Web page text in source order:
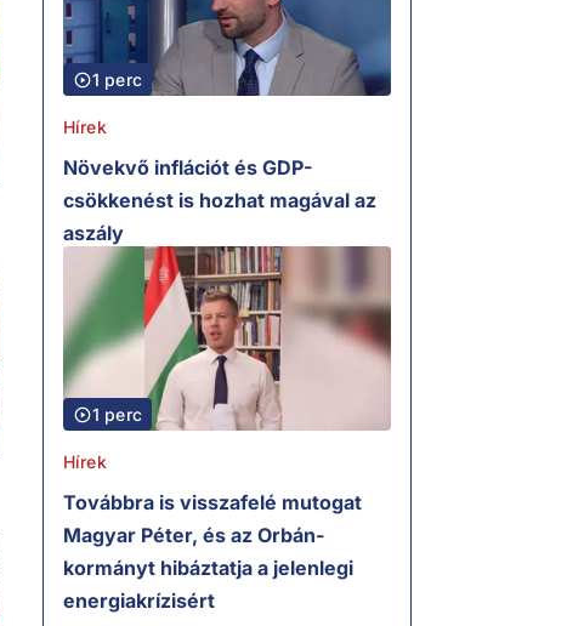
1 perc
Hírek
Növekvő inflációt és GDP-
csökkenést is hozhat magával az
aszály
1 perc
Hírek
Továbbra is visszafelé mutogat
Magyar Péter, és az Orbán-
kormányt hibáztatja a jelenlegi
energiakrízisért